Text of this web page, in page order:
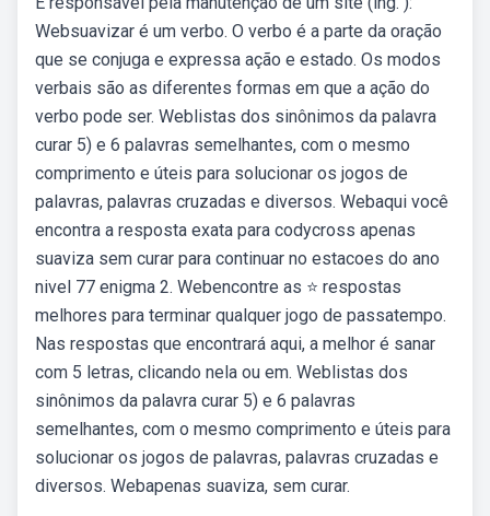
Websuavizar é um verbo. O verbo é a parte da oração
que se conjuga e expressa ação e estado. Os modos
verbais são as diferentes formas em que a ação do
verbo pode ser. Weblistas dos sinônimos da palavra
curar 5) e 6 palavras semelhantes, com o mesmo
comprimento e úteis para solucionar os jogos de
palavras, palavras cruzadas e diversos. Webaqui você
encontra a resposta exata para codycross apenas
suaviza sem curar para continuar no estacoes do ano
nivel 77 enigma 2. Webencontre as ⭐ respostas
melhores para terminar qualquer jogo de passatempo.
Nas respostas que encontrará aqui, a melhor é sanar
com 5 letras, clicando nela ou em. Weblistas dos
sinônimos da palavra curar 5) e 6 palavras
semelhantes, com o mesmo comprimento e úteis para
solucionar os jogos de palavras, palavras cruzadas e
diversos. Webapenas suaviza, sem curar.